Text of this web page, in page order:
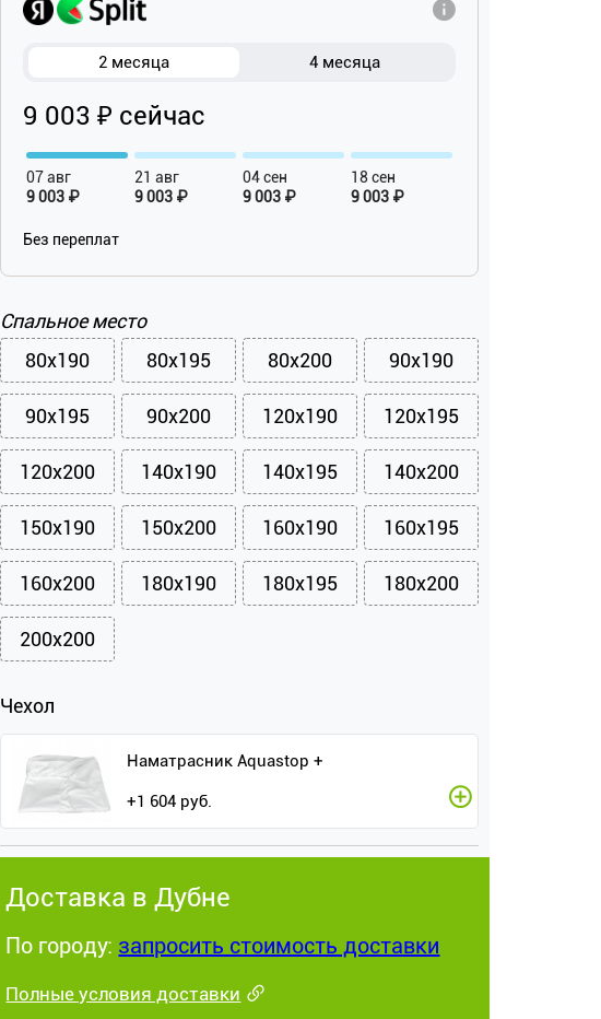
2 месяца 4 месяца
9 003 ₽ сейчас
07 авг
9 003 ₽
21 авг
9 003 ₽
04 сен
9 003 ₽
18 сен
9 003 ₽
Без переплат
Спальное место
80x190
80x195 80x200 90x190
90x195 90x200 120x190 120x195
120x200 140x190 140x195 140x200
150x190 150x200 160x190 160x195
160x200 180x190 180x195 180x200
200x200
Чехол
Наматрасник Aquastop +
+1 604 руб.
Доставка в Дубне
По городу: запросить стоимость доставки
Полные условия доставки